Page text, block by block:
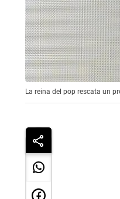
La reina del pop rescata un